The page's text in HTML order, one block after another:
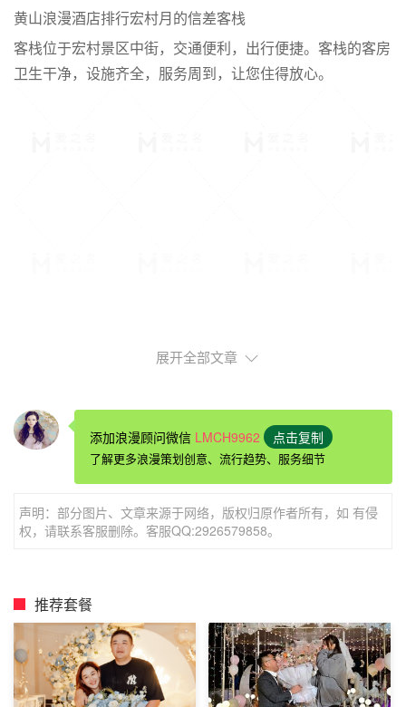
黄山浪漫酒店排行宏村月的信差客栈
客栈位于宏村景区中街，交通便利，出行便捷。客栈的客房
卫生干净，设施齐全，服务周到，让您住得放心。
黄山酒店里的房间可以布置表白吗黟县桂花楼客栈
桂花楼客栈坐落在世界遗产地、国家5A景区—西递，邻近
户可以看到古徽州的老房子，房顶上可以观赏四周的景色，
的保护名居.
展开全部文章
添加浪漫顾问微信 LMCH9962 点击复制
了解更多浪漫策划创意、流行趋势、服务细节
声明：部分图片、文章来源于网络，版权归原作者所有，如 有侵
权，请联系客服删除。客服QQ:2926579858。
推荐套餐